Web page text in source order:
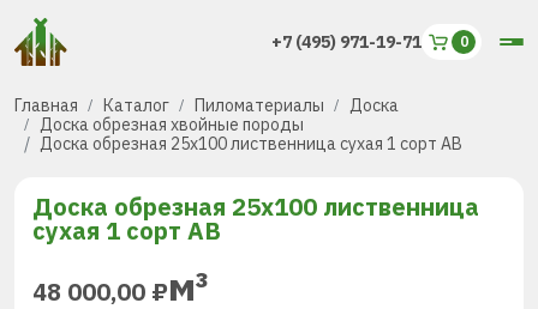
+7 (495) 971-19-71
Главная Каталог Пиломатериалы
Доска
Доска обрезная хвойные породы
Доска обрезная 25х100 лиственница сухая 1 сорт AB
Доска обрезная 25х100 лиственница
сухая 1 сорт AB
48 000,00 ₽м³